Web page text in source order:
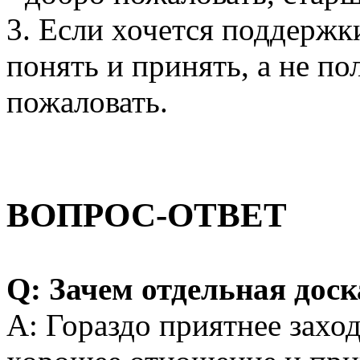
3. Если хочется
понять и принять, а не
пожаловать.
ВОПРОС-ОТВЕТ
Q: Зачем отдельная
A: Гораздо приятнее